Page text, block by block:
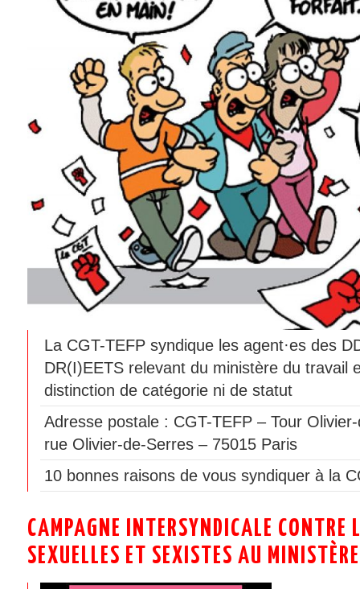
La CGT-TEFP syndique les agent·es des
DR(I)EETS relevant du ministère du travail
distinction de catégorie ni de statut
Adresse postale : CGT-TEFP – Tour
rue Olivier-de-Serres – 75015 Paris
10 bonnes raisons de vous syndiquer à la
CAMPAGNE INTERSYNDICALE CONTRE
SEXUELLES ET SEXISTES AU MINISTÈRE